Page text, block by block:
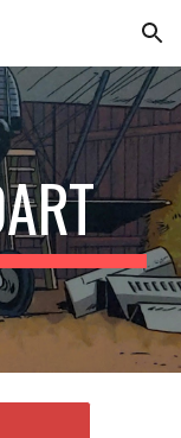
Skip to navigation